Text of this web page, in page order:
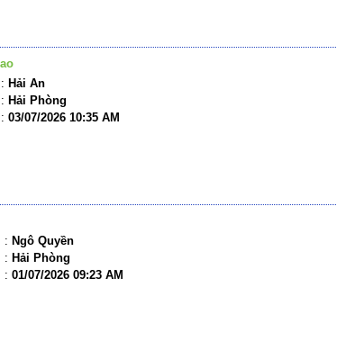
: Hải An
: Hải Phòng
: 03/07/2026 10:35 AM
: Ngô Quyền
: Hải Phòng
: 01/07/2026 09:23 AM